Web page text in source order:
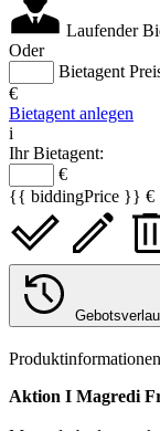
Laufender
Oder
Bietagent
€
Bietagent anlegen
i
Ihr Bietagent:
€
{{ biddingPrice }} €
Produktinformationen
Aktion I Magredi